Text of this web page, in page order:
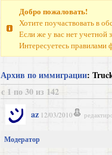
Добро пожаловать!
Хотите поучаствовать в
Если же у вас нет учетной
Интересуетесь правилами
Архив по иммиграции:
с 1 по 30 из 142
az 12/03/2010
Модератор